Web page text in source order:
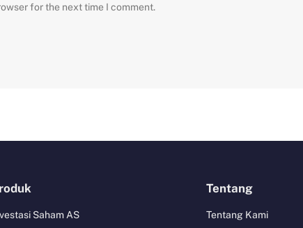
for the next time I comment.
Saham AS
Tentang
Tentang Kami